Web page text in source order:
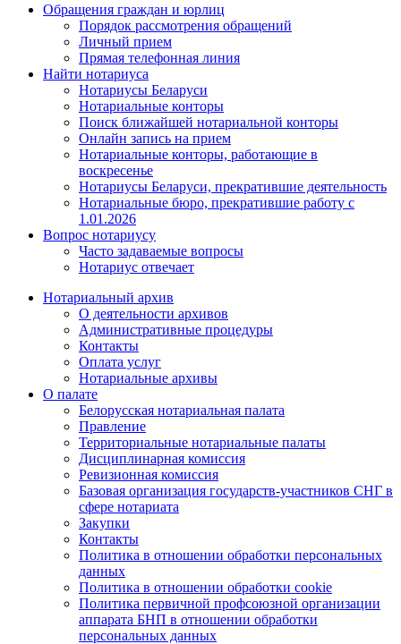
Обращения граждан и юрлиц
Порядок рассмотрения обращений
Личный прием
Прямая телефонная линия
Найти нотариуса
Нотариусы Беларуси
Нотариальные конторы
Поиск ближайшей нотариальной конторы
Онлайн запись на прием
Нотариальные конторы, работающие в
воскресенье
Нотариусы Беларуси, прекратившие деятельность
Нотариальные бюро, прекратившие работу с
1.01.2026
Вопрос нотариусу
Часто задаваемые вопросы
Нотариус отвечает
Нотариальный архив
О деятельности архивов
Административные процедуры
Контакты
Оплата услуг
Нотариальные архивы
О палате
Белорусская нотариальная палата
Правление
Территориальные нотариальные палаты
Дисциплинарная комиссия
Ревизионная комиссия
Базовая организация государств-участников СНГ в
сфере нотариата
Закупки
Контакты
Политика в отношении обработки персональных
данных
Политика в отношении обработки cookie
Политика первичной профсоюзной организации
аппарата БНП в отношении обработки
персональных данных